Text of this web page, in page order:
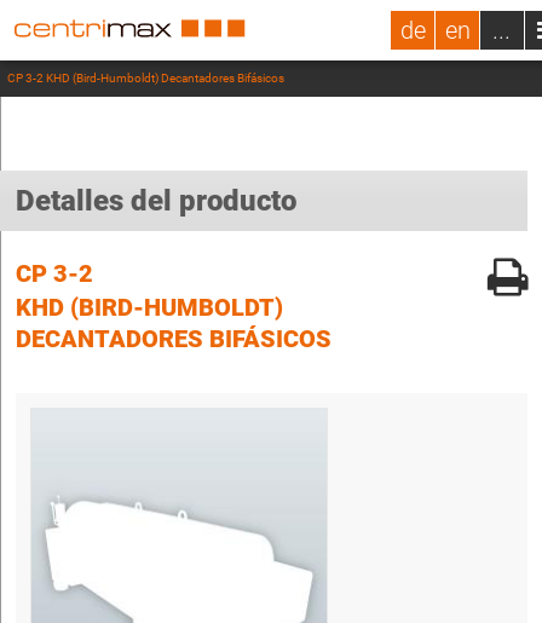
de en ...
CP 3-2 KHD (Bird-Humboldt) Decantadores Bifásicos
Detalles del producto
CP 3-2
KHD (BIRD-HUMBOLDT)
DECANTADORES BIFÁSICOS